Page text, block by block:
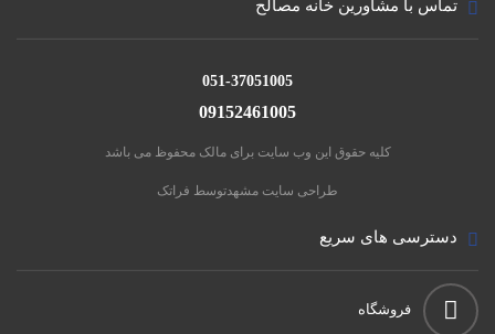
تماس با مشاورین خانه مصالح
051-37051005
09152461005
کلیه حقوق این وب سایت برای مالک محفوظ می باشد
طراحی سایت مشهدتوسط فراتک
دسترسی های سریع
فروشگاه